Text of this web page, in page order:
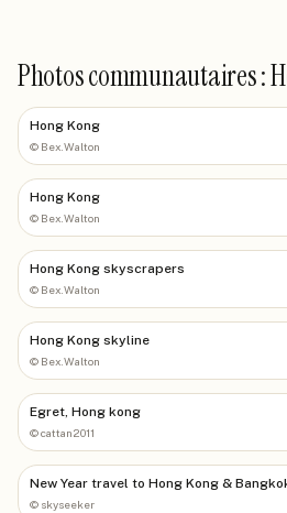
Photos communautaires :
Hong Kong
© Bex.Walton
Hong Kong
© Bex.Walton
Hong Kong skyscrapers
© Bex.Walton
Hong Kong skyline
© Bex.Walton
Egret, Hong kong
©cattan2011
New Year travel to Hong Kong &
© skyseeker